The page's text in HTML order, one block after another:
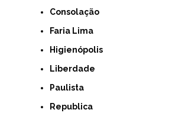
Consolação
Faria Lima
Higienópolis
Liberdade
Paulista
Republica